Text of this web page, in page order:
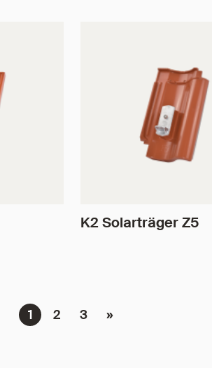
K2 Solarträger Z5
1 2 3 »